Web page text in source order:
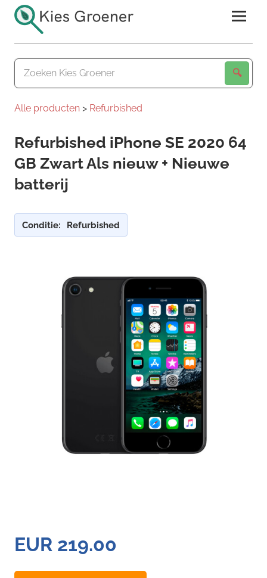
naar
inhoudKies
Groener
Alle producten > Refurbished
Refurbished iPhone SE 2020 64
GB Zwart Als nieuw + Nieuwe
batterij
Conditie: Refurbished
EUR 219.00